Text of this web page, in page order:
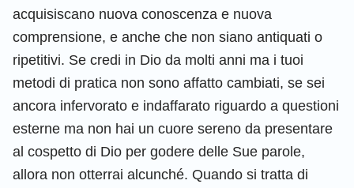
acquisiscano nuova conoscenza e nuova
comprensione, e anche che non siano antiquati o
ripetitivi. Se credi in Dio da molti anni ma i tuoi
metodi di pratica non sono affatto cambiati, se sei
ancora infervorato e indaffarato riguardo a questioni
esterne ma non hai un cuore sereno da presentare
al cospetto di Dio per godere delle Sue parole,
allora non otterrai alcunché. Quando si tratta di